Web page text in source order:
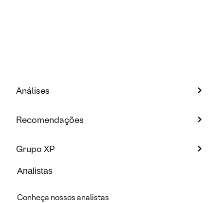
Análises
Recomendações
Grupo XP
Analistas
Conheça nossos analistas